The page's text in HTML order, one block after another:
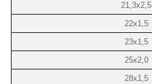
21,3х2,5
22х1,5
23х1,5
25х2,0
28х1,5